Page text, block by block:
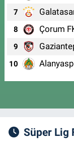
7
8 Çorum
9
10
Süper Lig